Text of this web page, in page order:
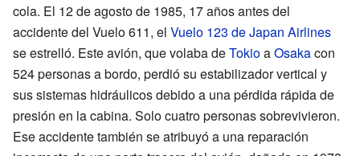
cola. El 12 de agosto de 1985, 17 años antes del
accidente del Vuelo 611, el Vuelo 123 de Japan Airlines
se estrelló. Este avión, que volaba deTokioaOsakacon
524 personas a bordo, perdió su estabilizador vertical y
sus sistemas hidráulicos debido a una pérdida rápida de
presión en la cabina. Solo cuatro personas sobrevivieron.
Ese accidente también se atribuyó a una reparación